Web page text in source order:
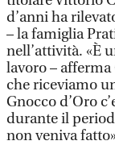
d’anni ha
– la famiglia
nell’attività. «È
lavoro –
che riceviamo
Gnocco d’Oro
durante il
non veniva